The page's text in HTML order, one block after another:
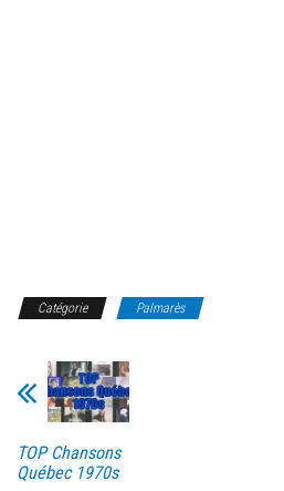
Catégorie Palmarès
TOP Chansons
Québec 1970s